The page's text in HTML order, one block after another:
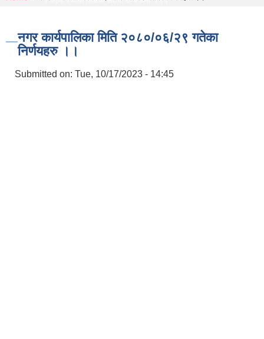
नगर कार्यपालिका मिति २०८०/०६/२९ गतेका
निर्णयहरु ।।
Submitted on: Tue, 10/17/2023 - 14:45